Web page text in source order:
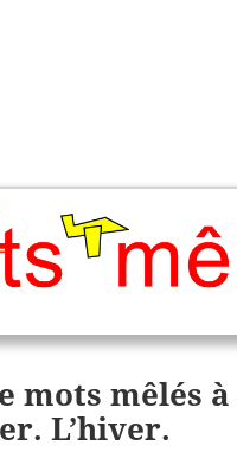
mots cachés, jeux,
pour enfants.
mots mêlés à
L’hiver.